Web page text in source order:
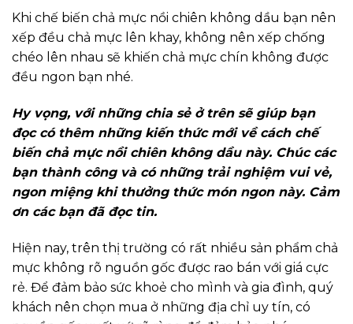
Khi chế biến chả mực nồi chiên không dầu bạn nên
xếp đều chả mực lên khay, không nên xếp chống
chéo lên nhau sẽ khiến chả mực chín không được
đều ngon bạn nhé.
Hy vọng, với những chia sẻ ở trên sẽ giúp bạn
đọc có thêm những kiến thức mới về cách chế
biến chả mực nồi chiên không dầu này. Chúc các
bạn thành công và có những trải nghiệm vui vẻ,
ngon miệng khi thưởng thức món ngon này. Cảm
ơn các bạn đã đọc tin.
Hiện nay, trên thị trường có rất nhiều sản phẩm chả
mực không rõ nguồn gốc được rao bán với giá cực
rẻ. Để đảm bảo sức khoẻ cho mình và gia đình, quý
khách nên chọn mua ở những địa chỉ uy tín, có